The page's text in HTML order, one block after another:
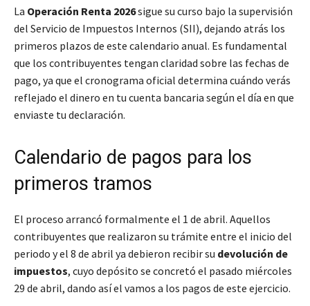
La Operación Renta 2026sigue su curso bajo la supervisión
del Servicio de Impuestos Internos (SII), dejando atrás los
primeros plazos de este calendario anual. Es fundamental
que los contribuyentes tengan claridad sobre las fechas de
pago, ya que el cronograma oficial determina cuándo verás
reflejado el dinero en tu cuenta bancaria según el día en que
enviaste tu declaración.
Calendario de pagos para los
primeros tramos
El proceso arrancó formalmente el 1 de abril. Aquellos
contribuyentes que realizaron su trámite entre el inicio del
periodo y el 8 de abril ya debieron recibir su devolución de
impuestos, cuyo depósito se concretó el pasado miércoles
29 de abril, dando así el vamos a los pagos de este ejercicio.